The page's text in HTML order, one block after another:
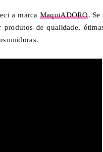
a marca MaquiADORO. Se
de qualidade,